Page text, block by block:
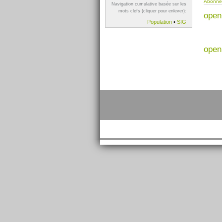
Navigation cumulative basée sur les
mots clefs (cliquer pour enlever):
Population• SIG